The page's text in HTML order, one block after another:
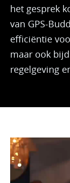
het gesprek
van GPS-
efficiëntie
maar ook
regelgeving